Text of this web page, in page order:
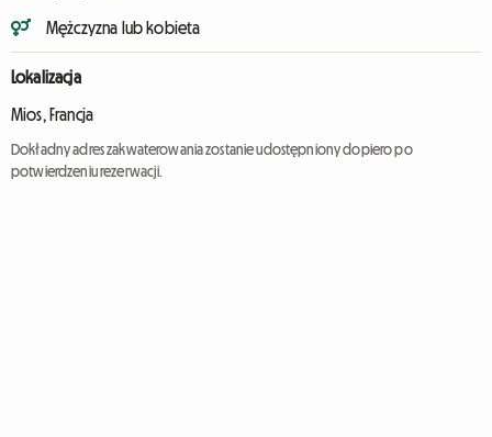
Mężczyzna lub kobieta
Lokalizacja
Mios, Francja
Dokładny adres zakwaterowania zostanie udostępniony dopiero po
potwierdzeniu rezerwacji.